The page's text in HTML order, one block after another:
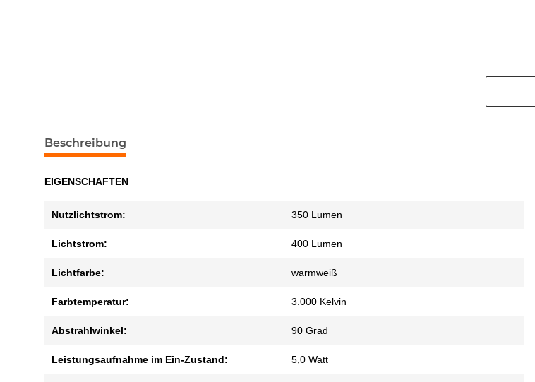
Beschreibung
EIGENSCHAFTEN
Nutzlichtstrom: 350 Lumen
Lichtstrom: 400 Lumen
Lichtfarbe: warmweiß
Farbtemperatur: 3.000 Kelvin
Abstrahlwinkel: 90 Grad
Leistungsaufnahme im Ein-Zustand: 5,0 Watt